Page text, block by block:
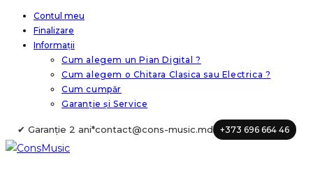
Skip
content
Contul meu
Finalizare
Informații
Cum alegem un Pian Digital ?
Cum alegem o Chitara Clasica sau Electrica ?
Cum cumpăr
Garanție și Service
✔ Garanție 2 ani*contact@cons-music.md +373 696 664 46